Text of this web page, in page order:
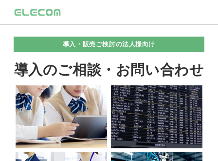
導入・販売ご検討の法人様向け
導入のご相談・お問い合わせ